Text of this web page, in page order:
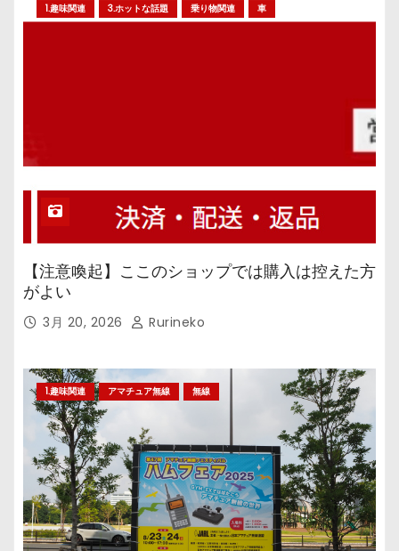
1.趣味関連 3.ホットな話題 乗り物関連 車
【注意喚起】ここのショップでは購入は控えた方
がよい
3月 20, 2026 Rurineko
1.趣味関連 アマチュア無線 無線